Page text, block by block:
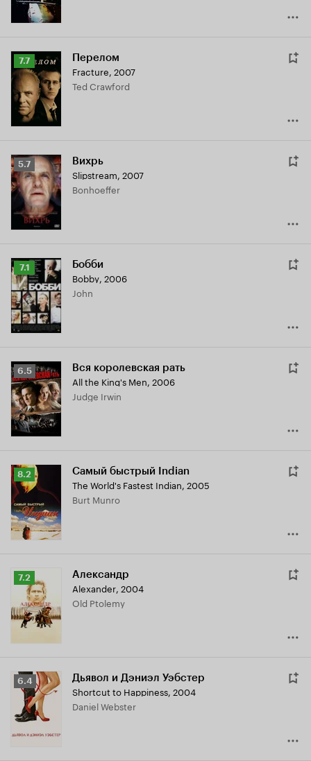
Рейтинг
Кинопоиска
7.7
7.7 Перелом
Fracture, 2007
Ted Crawford
Рейтинг
Кинопоиска
5.7
5.7 Вихрь
Slipstream, 2007
Bonhoeffer
Рейтинг
Кинопоиска
7.1
7.1 Бобби
Bobby, 2006
John
Рейтинг
Кинопоиска
6.5
6.5 Вся королевская рать
All the King's Men, 2006
Judge Irwin
Рейтинг
Кинопоиска
8.2
8.2 Самый быстрый Indian
The World's Fastest Indian, 2005
Burt Munro
Рейтинг
Кинопоиска
7.2
7.2 Александр
Alexander, 2004
Old Ptolemy
Рейтинг
Кинопоиска
6.4
6.4 Дьявол и Дэниэл Уэбстер
Shortcut to Happiness, 2004
Daniel Webster